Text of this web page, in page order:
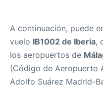
A continuación, puede
vuelo IB1002 de Iberia,
los aeropuertos de
(Código de Aeropuerto
Adolfo Suárez Madrid-